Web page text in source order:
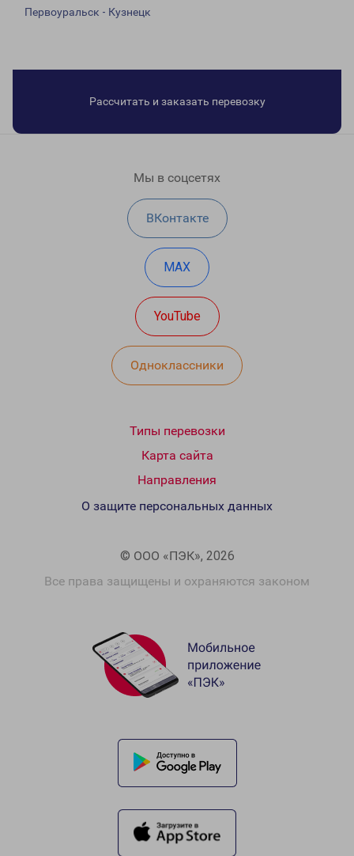
Первоуральск - Кузнецк
Рассчитать и заказать перевозку
Мы в соцсетях
ВКонтакте
MAX
YouTube
Одноклассники
Типы перевозки
Карта сайта
Направления
© ООО «ПЭК», 2026
Все права защищены и охраняются законом
О защите персональных данных